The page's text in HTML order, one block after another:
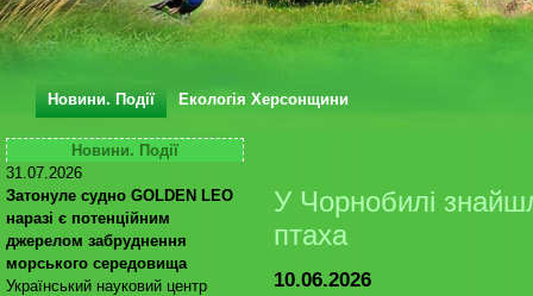
Новини. Події Екологія Херсонщини
Новини. Події
31.07.2026
Затонуле судно GOLDEN LEO
наразі є потенційним
джерелом забруднення
морського середовища
Український науковий центр
У Чорнобилі
птаха
10.06.2026